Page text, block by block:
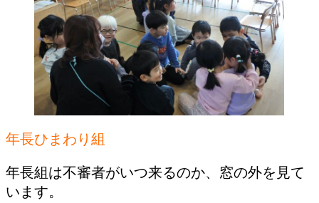
年長ひまわり組
年長組は不審者がいつ来るのか、窓の外を見て
います。